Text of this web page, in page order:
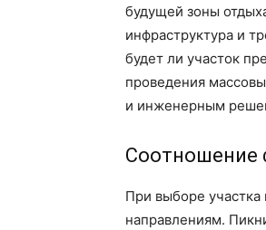
будущей зоны
инфраструктура и
будет ли участок
проведения
и инженерным
Соотношение
При выборе
направлениям.